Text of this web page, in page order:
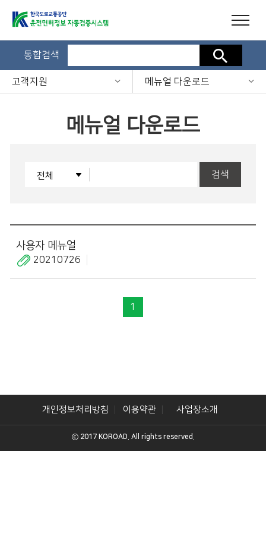
통합검색 검색
고객지원 메뉴얼 다운로드
메뉴얼 다운로드
검색
사용자 메뉴얼
20210726
1
개인정보처리방침 이용약관 사업장소개
ⓒ 2017 KOROAD. All rights reserved.